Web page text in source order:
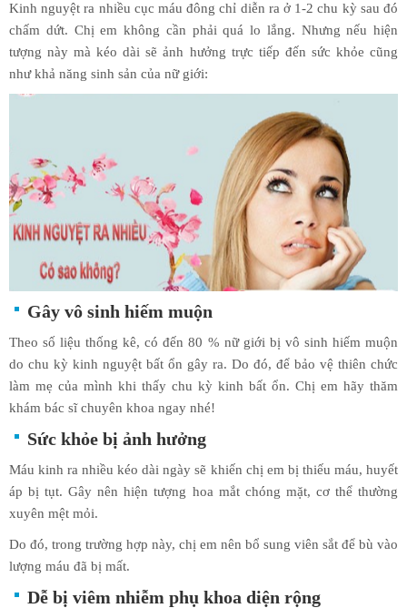
Kinh nguyệt ra nhiều cục máu đông chỉ diễn ra ở 1-2 chu kỳ sau đó
chấm dứt. Chị em không cần phải quá lo lắng. Nhưng nếu hiện
tượng này mà kéo dài sẽ ảnh hưởng trực tiếp đến sức khỏe cũng
như khả năng sinh sản của nữ giới:
Gây vô sinh hiếm muộn
Theo số liệu thống kê, có đến 80 % nữ giới bị vô sinh hiếm muộn
do chu kỳ kinh nguyệt bất ổn gây ra. Do đó, để bảo vệ thiên chức
làm mẹ của mình khi thấy chu kỳ kinh bất ổn. Chị em hãy thăm
khám bác sĩ chuyên khoa ngay nhé!
Sức khỏe bị ảnh hưởng
Máu kinh ra nhiều kéo dài ngày sẽ khiến chị em bị thiếu máu, huyết
áp bị tụt. Gây nên hiện tượng hoa mắt chóng mặt, cơ thể thường
xuyên mệt mỏi.
Do đó, trong trường hợp này, chị em nên bổ sung viên sắt để bù vào
lượng máu đã bị mất.
Dễ bị viêm nhiễm phụ khoa diện rộng